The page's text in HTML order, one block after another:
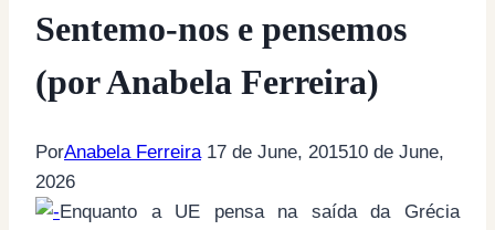
Sentemo-nos e pensemos
(por Anabela Ferreira)
PorAnabela Ferreira 17 de June, 201510 de June,
2026
Enquanto a UE pensa na saída da Grécia